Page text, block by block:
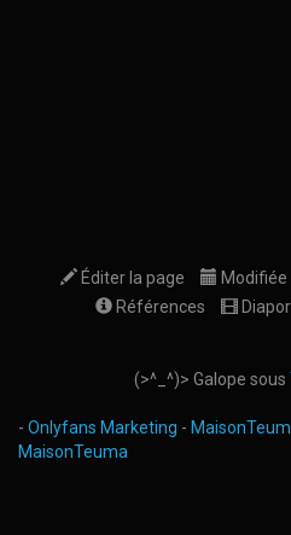
Éditer la page
Modifiée
Références
(>^_^)> Galope sous
- Onlyfans Marketing -
MaisonTeuma